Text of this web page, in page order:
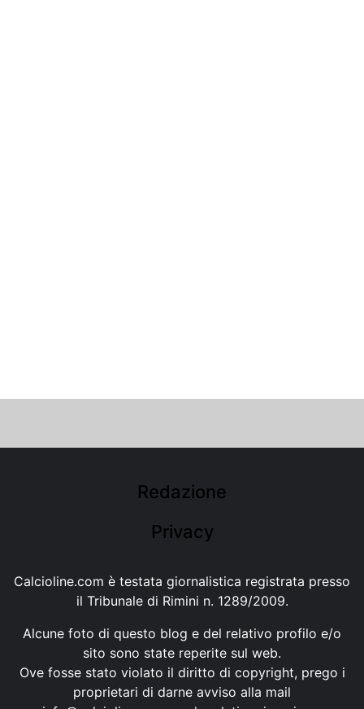
Redazione
Privacy
Calcioline.com è testata giornalistica registrata presso
il Tribunale di Rimini n. 1289/2009.
Alcune foto di questo blog e del relativo profilo e/o
sito sono state reperite sul web.
Ove fosse stato violato il diritto di copyright, prego i
proprietari di darne avviso alla mail